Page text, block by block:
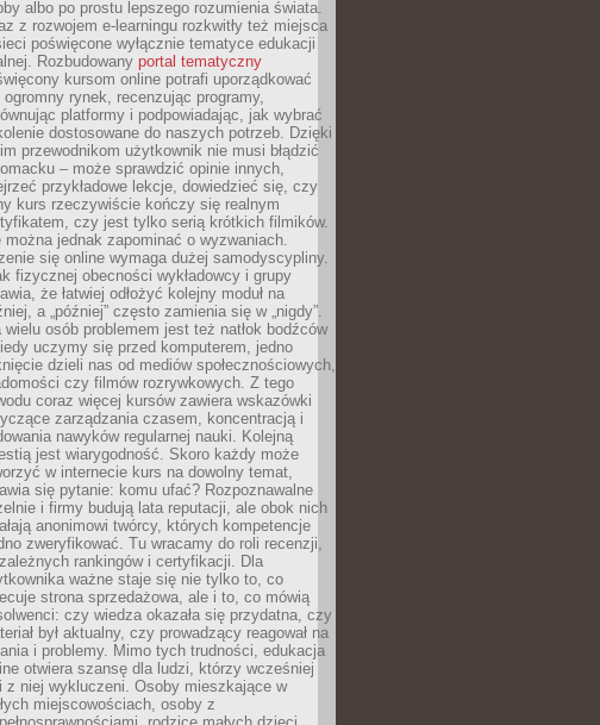
albo po prostu lepszego rozumienia świata.
z rozwojem e-learningu rozkwitły też miejsca
poświęcone wyłącznie tematyce edukacji
Rozbudowany portal tematyczny
kursom online potrafi uporządkować
ogromny rynek, recenzując programy,
platformy i podpowiadając, jak wybrać
dostosowane do naszych potrzeb. Dzięki
przewodnikom użytkownik nie musi błądzić
– może sprawdzić opinie innych,
przykładowe lekcje, dowiedzieć się, czy
kurs rzeczywiście kończy się realnym
czy jest tylko serią krótkich filmików.
można jednak zapominać o wyzwaniach.
się online wymaga dużej samodyscypliny.
fizycznej obecności wykładowcy i grupy
że łatwiej odłożyć kolejny moduł na
a „później” często zamienia się w „nigdy”.
wielu osób problemem jest też natłok bodźców
uczymy się przed komputerem, jedno
dzieli nas od mediów społecznościowych,
czy filmów rozrywkowych. Z tego
coraz więcej kursów zawiera wskazówki
zarządzania czasem, koncentracją i
nawyków regularnej nauki. Kolejną
jest wiarygodność. Skoro każdy może
w internecie kurs na dowolny temat,
się pytanie: komu ufać? Rozpoznawalne
i firmy budują lata reputacji, ale obok nich
anonimowi twórcy, których kompetencje
zweryfikować. Tu wracamy do roli recenzji,
rankingów i certyfikacji. Dla
ważne staje się nie tylko to, co
strona sprzedażowa, ale i to, co mówią
czy wiedza okazała się przydatna, czy
był aktualny, czy prowadzący reagował na
i problemy. Mimo tych trudności, edukacja
otwiera szansę dla ludzi, którzy wcześniej
z niej wykluczeni. Osoby mieszkające w
miejscowościach, osoby z